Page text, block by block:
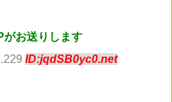
がお送りします
ID:jqdSB0yc0.net